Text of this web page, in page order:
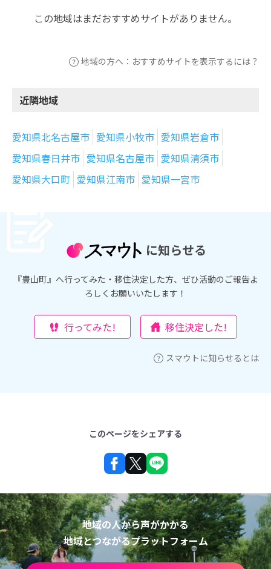
この地域はまだおすすめサイトがありません。
地域の方へ：おすすめサイトを表示するには？
近隣地域
愛知県北名古屋市 愛知県小牧市 愛知県岩倉市
愛知県春日井市 愛知県名古屋市 愛知県清須市
愛知県大口町 愛知県江南市 愛知県一宮市
に知らせる
『豊山町』へ行ってみた・移住決定した方、ぜひ活動のご報告よ
ろしくお願いいたします！
行ってみた! 移住決定した!
スマウトに知らせるとは
このページをシェアする
地域の人から声がかかる
地域とつながるプラットフォーム